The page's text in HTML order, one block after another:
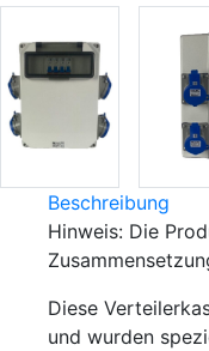
Beschreibung
Hinweis: Die
Diese
und wurden